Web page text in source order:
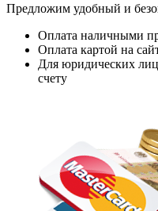
Предложим удобный и
Оплата наличными
Оплата картой на
Для юридических
счету